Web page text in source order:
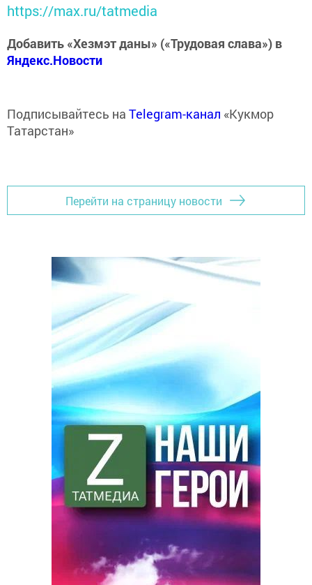
https://max.ru/tatmedia
Добавить «Хезмэт даны» («Трудовая слава») в
Яндекс.Новости
Подписывайтесь на Telegram-канал «Кукмор
Татарстан»
Перейти на страницу новости